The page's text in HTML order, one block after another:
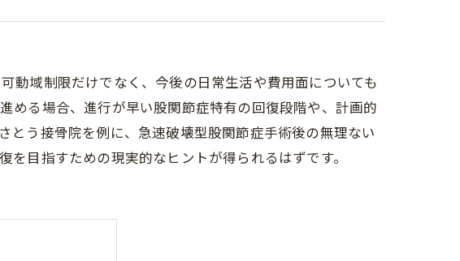
動域制限だけでなく、今後の日常生活や費用面についても
める場合、進行が早い股関節症特有の回復段階や、計画的
とう接骨院を例に、急速破壊型股関節症手術後の無理ない
目指すための現実的なヒントが得られるはずです。